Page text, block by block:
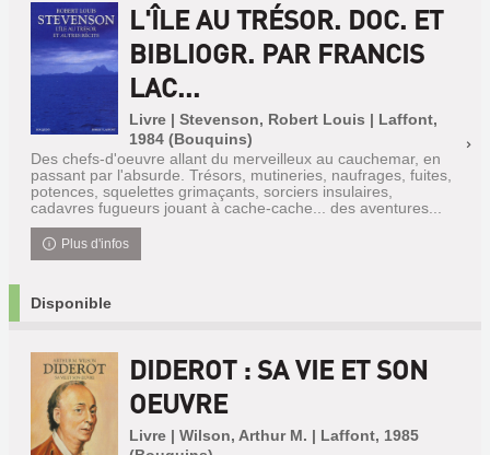
L'ÎLE AU TRÉSOR. DOC. ET
BIBLIOGR. PAR FRANCIS
LAC...
Livre | Stevenson, Robert Louis | Laffont,
1984 (Bouquins)
Des chefs-d'oeuvre allant du merveilleux au cauchemar, en
passant par l'absurde. Trésors, mutineries, naufrages, fuites,
potences, squelettes grimaçants, sorciers insulaires,
cadavres fugueurs jouant à cache-cache... des aventures...
Plus d'infos
Disponible
DIDEROT : SA VIE ET SON
OEUVRE
Livre | Wilson, Arthur M. | Laffont, 1985